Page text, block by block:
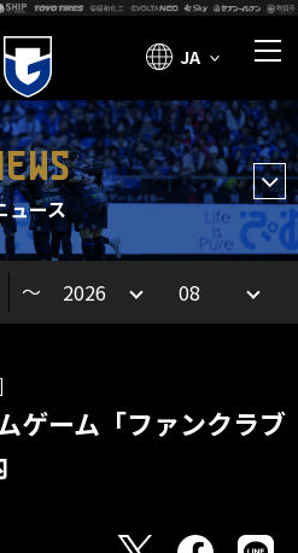
JA
ュース
～
ゲーム「ファンクラブ